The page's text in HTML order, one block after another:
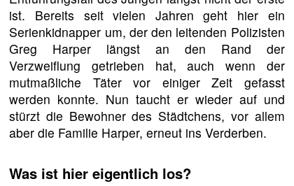
ist. Bereits seit vielen Jahren geht hier ein
Serienkidnapper um, der den leitenden Polizisten
Greg Harper längst an den Rand der
Verzweiflung getrieben hat, auch wenn der
mutmaßliche Täter vor einiger Zeit gefasst
werden konnte. Nun taucht er wieder auf und
stürzt die Bewohner des Städtchens, vor allem
aber die Familie Harper, erneut ins Verderben.
Was ist hier eigentlich los?